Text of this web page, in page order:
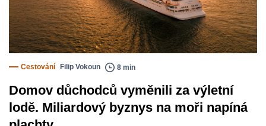
Cestování Filip Vokoun 8 min
Domov důchodců vyměnili za výletní
lodě. Miliardový byznys na moři napíná